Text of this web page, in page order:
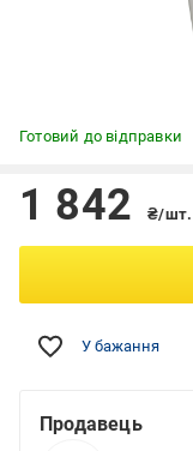
Готовий до відправки
1 842 ₴/шт.
У бажання
Продавець